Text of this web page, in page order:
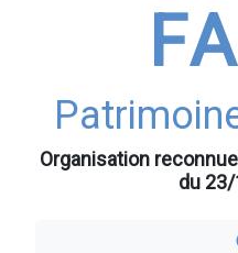
Organisation
du